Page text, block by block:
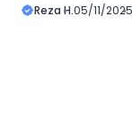
Reza H.05/11/2025